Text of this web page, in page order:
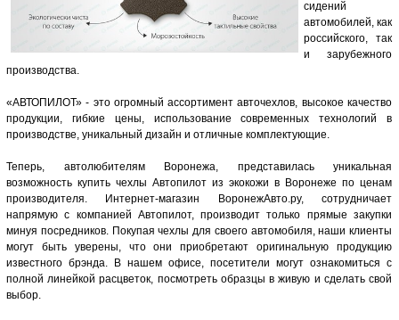
сидений
автомобилей, как
российского, так
и зарубежного
производства.
«АВТОПИЛОТ» - это огромный ассортимент авточехлов, высокое качество
продукции, гибкие цены, использование современных технологий в
производстве, уникальный дизайн и отличные комплектующие.
Теперь, автолюбителям Воронежа, представилась уникальная
возможность купить чехлы Автопилот из экокожи в Воронеже по ценам
производителя. Интернет-магазин ВоронежАвто.ру, сотрудничает
напрямую с компанией Автопилот, производит только прямые закупки
минуя посредников. Покупая чехлы для своего автомобиля, наши клиенты
могут быть уверены, что они приобретают оригинальную продукцию
известного брэнда. В нашем офисе, посетители могут ознакомиться с
полной линейкой расцветок, посмотреть образцы в живую и сделать свой
выбор.